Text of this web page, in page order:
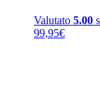
Valutato 5.00
99,95€